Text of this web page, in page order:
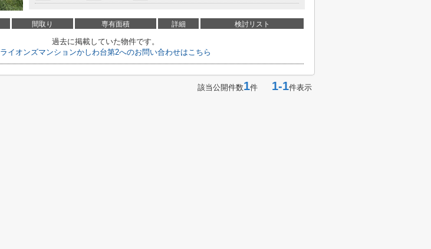
間取り 専有面積 詳細 検討リスト
過去に掲載していた物件です。
ライオンズマンションかしわ台第2へのお問い合わせはこちら
該当公開件数1件 1-1件表示